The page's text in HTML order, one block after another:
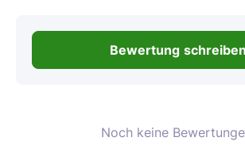
Bewertung schreiben
Noch keine